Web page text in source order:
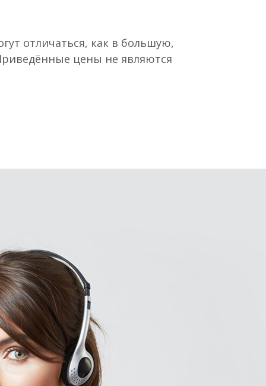
отличаться, как в большую,
цены не являются